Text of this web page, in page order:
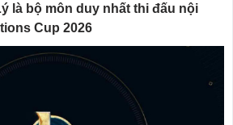
là bộ môn duy nhất thi đấu nội
Cup 2026